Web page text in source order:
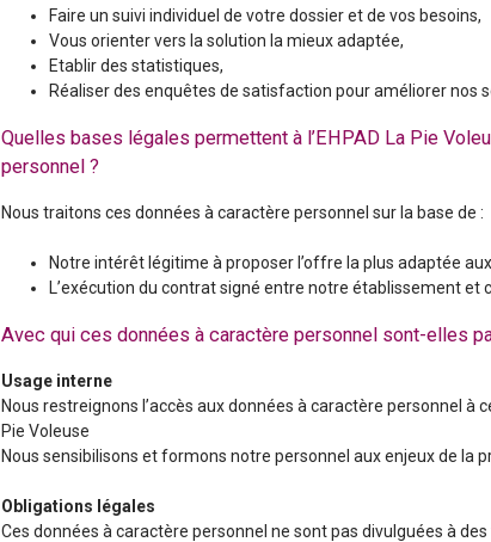
Faire un suivi individuel de votre dossier et de vos besoins,
Vous orienter vers la solution la mieux adaptée,
Etablir des statistiques,
Réaliser des enquêtes de satisfaction pour améliorer nos
Quelles bases légales permettent à l’EHPAD La Pie
personnel ?
Nous traitons ces données à caractère personnel sur la base de :
Notre intérêt légitime à proposer l’offre la plus adaptée
L’exécution du contrat signé entre notre établissement et
Avec qui ces données à caractère personnel sont-elles
Usage interne
Nous restreignons l’accès aux données à caractère personnel à
Pie Voleuse
Nous sensibilisons et formons notre personnel aux enjeux de la
Obligations légales
Ces données à caractère personnel ne sont pas divulguées à